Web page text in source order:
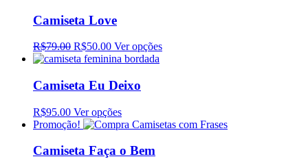
Camiseta Love
R$79.00 R$50.00 Ver opções
Camiseta Eu Deixo
R$95.00 Ver opções
Promoção!
Camiseta Faça o Bem